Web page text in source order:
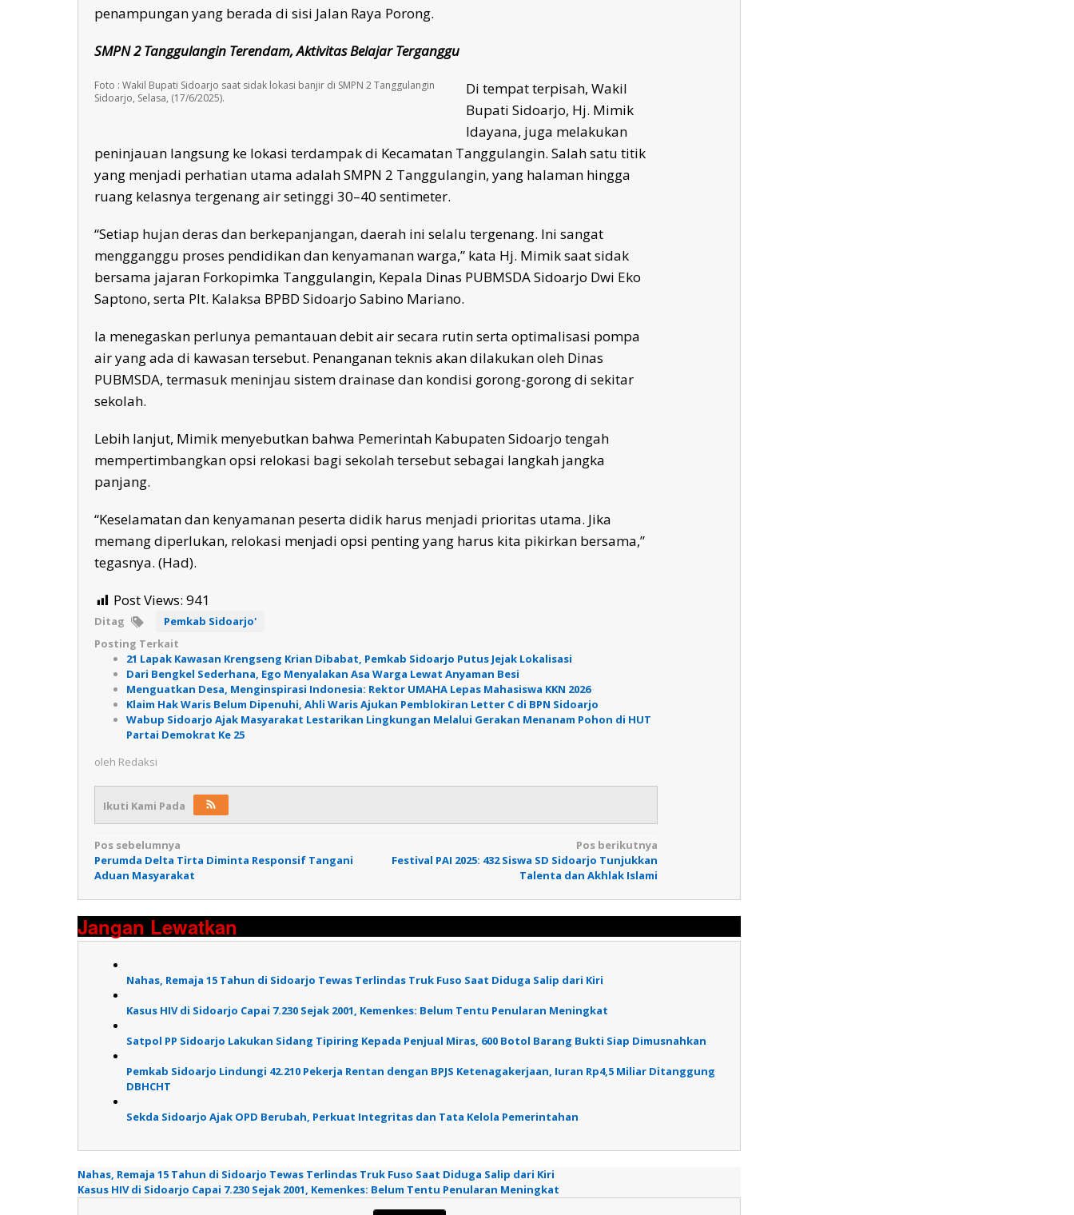
penampungan yang berada di sisi Jalan Raya Porong.
SMPN 2 Tanggulangin Terendam, Aktivitas Belajar Terganggu
Foto : Wakil Bupati Sidoarjo saat sidak lokasi banjir di SMPN 2 Tanggulangin
Sidoarjo, Selasa, (17/6/2025).
Di tempat terpisah, Wakil
Bupati Sidoarjo, Hj. Mimik
Idayana, juga melakukan
peninjauan langsung ke lokasi terdampak di Kecamatan Tanggulangin. Salah satu titik
yang menjadi perhatian utama adalah SMPN 2 Tanggulangin, yang halaman hingga
ruang kelasnya tergenang air setinggi 30–40 sentimeter.
“Setiap hujan deras dan berkepanjangan, daerah ini selalu tergenang. Ini sangat
mengganggu proses pendidikan dan kenyamanan warga,” kata Hj. Mimik saat sidak
bersama jajaran Forkopimka Tanggulangin, Kepala Dinas PUBMSDA Sidoarjo Dwi Eko
Saptono, serta Plt. Kalaksa BPBD Sidoarjo Sabino Mariano.
Ia menegaskan perlunya pemantauan debit air secara rutin serta optimalisasi pompa
air yang ada di kawasan tersebut. Penanganan teknis akan dilakukan oleh Dinas
PUBMSDA, termasuk meninjau sistem drainase dan kondisi gorong-gorong di sekitar
sekolah.
Lebih lanjut, Mimik menyebutkan bahwa Pemerintah Kabupaten Sidoarjo tengah
mempertimbangkan opsi relokasi bagi sekolah tersebut sebagai langkah jangka
panjang.
“Keselamatan dan kenyamanan peserta didik harus menjadi prioritas utama. Jika
memang diperlukan, relokasi menjadi opsi penting yang harus kita pikirkan bersama,”
tegasnya. (Had).
Post Views: 941
Ditag
Pemkab Sidoarjo'
Posting Terkait
21 Lapak Kawasan Krengseng Krian Dibabat, Pemkab Sidoarjo Putus Jejak Lokalisasi
Dari Bengkel Sederhana, Ego Menyalakan Asa Warga Lewat Anyaman Besi
Menguatkan Desa, Menginspirasi Indonesia: Rektor UMAHA Lepas Mahasiswa KKN 2026
Klaim Hak Waris Belum Dipenuhi, Ahli Waris Ajukan Pemblokiran Letter C di BPN Sidoarjo
Wabup Sidoarjo Ajak Masyarakat Lestarikan Lingkungan Melalui Gerakan Menanam Pohon di HUT
Partai Demokrat Ke 25
oleh Redaksi
Ikuti Kami Pada
Navigasi
pos
Pos sebelumnya
Perumda Delta Tirta Diminta Responsif Tangani
Aduan Masyarakat
Pos berikutnya
Festival PAI 2025: 432 Siswa SD Sidoarjo Tunjukkan
Talenta dan Akhlak Islami
Jangan Lewatkan
Nahas, Remaja 15 Tahun di Sidoarjo Tewas Terlindas Truk Fuso Saat Diduga Salip dari Kiri
Kasus HIV di Sidoarjo Capai 7.230 Sejak 2001, Kemenkes: Belum Tentu Penularan Meningkat
Satpol PP Sidoarjo Lakukan Sidang Tipiring Kepada Penjual Miras, 600 Botol Barang Bukti Siap Dimusnahkan
Pemkab Sidoarjo Lindungi 42.210 Pekerja Rentan dengan BPJS Ketenagakerjaan, Iuran Rp4,5 Miliar Ditanggung
DBHCHT
Sekda Sidoarjo Ajak OPD Berubah, Perkuat Integritas dan Tata Kelola Pemerintahan
Nahas, Remaja 15 Tahun di Sidoarjo Tewas Terlindas Truk Fuso Saat Diduga Salip dari Kiri
Kasus HIV di Sidoarjo Capai 7.230 Sejak 2001, Kemenkes: Belum Tentu Penularan Meningkat